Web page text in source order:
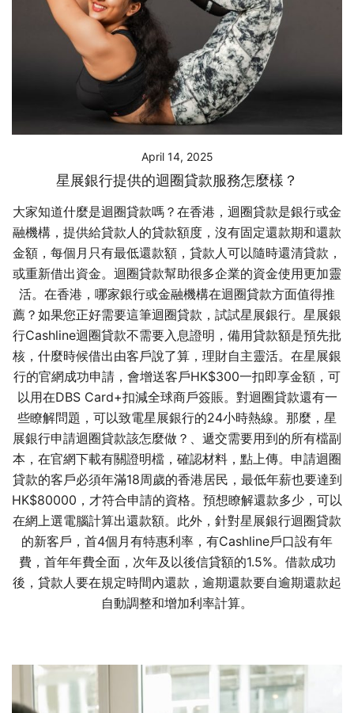
April 14, 2025
星展銀行提供的迴圈貸款服務怎麼樣？
大家知道什麼是迴圈貸款嗎？在香港，迴圈貸款是銀行或金
融機構，提供給貸款人的貸款額度，沒有固定還款期和還款
金額，每個月只有最低還款額，貸款人可以隨時還清貸款，
或重新借出資金。迴圈貸款幫助很多企業的資金使用更加靈
活。在香港，哪家銀行或金融機構在迴圈貸款方面值得推
薦？如果您正好需要這筆迴圈貸款，試試星展銀行。星展銀
行Cashline迴圈貸款不需要入息證明，備用貸款額是預先批
核，什麼時候借出由客戶說了算，理財自主靈活。在星展銀
行的官網成功申請，會增送客戶HK$300一扣即享金額，可
以用在DBS Card+扣減全球商戶簽賬。對迴圈貸款還有一
些瞭解問題，可以致電星展銀行的24小時熱線。那麼，星
展銀行申請迴圈貸款該怎麼做？、遞交需要用到的所有檔副
本，在官網下載有關證明檔，確認材料，點上傳。申請迴圈
貸款的客戶必須年滿18周歲的香港居民，最低年薪也要達到
HK$80000，才符合申請的資格。預想瞭解還款多少，可以
在網上選電腦計算出還款額。此外，針對星展銀行迴圈貸款
的新客戶，首4個月有特惠利率，有Cashline戶口設有年
費，首年年費全面，次年及以後信貸額的1.5%。借款成功
後，貸款人要在規定時間內還款，逾期還款要自逾期還款起
自動調整和增加利率計算。